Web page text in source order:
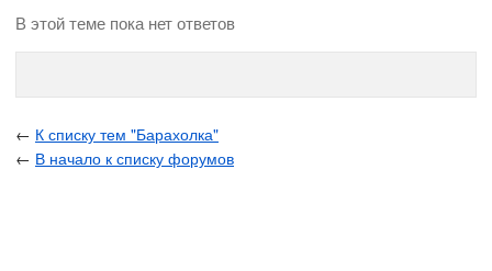
В этой теме пока нет ответов
← К списку тем "Барахолка"
← В начало к списку форумов